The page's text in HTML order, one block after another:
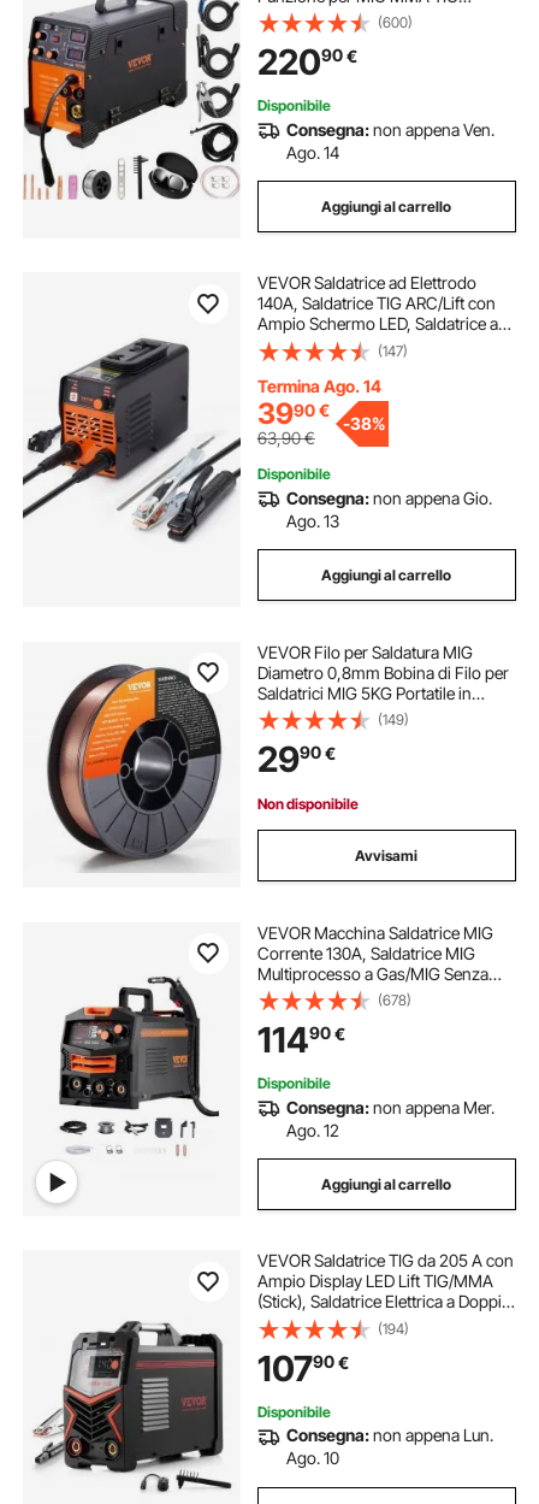
Corrente tra 30-200A, Saldatrice
Portatile Spessore del Filo 0,8 mm
& 1 mm, Saldatrice ad Arco Portatile
8,4kg
(600)
22090€
Disponibile
Consegna:non appena Ven.
Ago. 14
Aggiungi al carrello
VEVOR Saldatrice ad Elettrodo
140A, Saldatrice TIG ARC/Lift con
Ampio Schermo LED, Saldatrice a
Elettrodo Portatile 2 in 1, Hot Start,
Antiaderente, VRD, Saldatrice ARC
MMA per Saldatura Portatile
(147)
Termina Ago. 14
3990€
63,90€
-38%
Disponibile
Consegna:non appena Gio.
Ago. 13
Aggiungi al carrello
VEVOR Filo per Saldatura MIG
Diametro 0,8mm Bobina di Filo per
Saldatrici MIG 5KG Portatile in
Acciaio Morbido 200 mm, Filo di
Saldatura Trazione Massima tra
490-670 MPa per Saldatrici MIG
con Bobina
(149)
2990€
Non disponibile
Avvisami
VEVOR Macchina Saldatrice MIG
Corrente 130A, Saldatrice MIG
Multiprocesso a Gas/MIG Senza
Gas 2 in 1, Saldatrice Portatile
Saldatrice Tecnologia Inverter IGBT,
Macchina Saldatrice Schermo
Digitale
(678)
11490€
Disponibile
Consegna:non appena Mer.
Ago. 12
Aggiungi al carrello
VEVOR Saldatrice TIG da 205 A con
Ampio Display LED Lift TIG/MMA
(Stick), Saldatrice Elettrica a Doppia
Tensione 110 e 220 V, con Inverter
IGBT, Avviamento a Caldo, Forza
dell'Arco
(194)
10790€
Disponibile
Consegna:non appena Lun.
Ago. 10